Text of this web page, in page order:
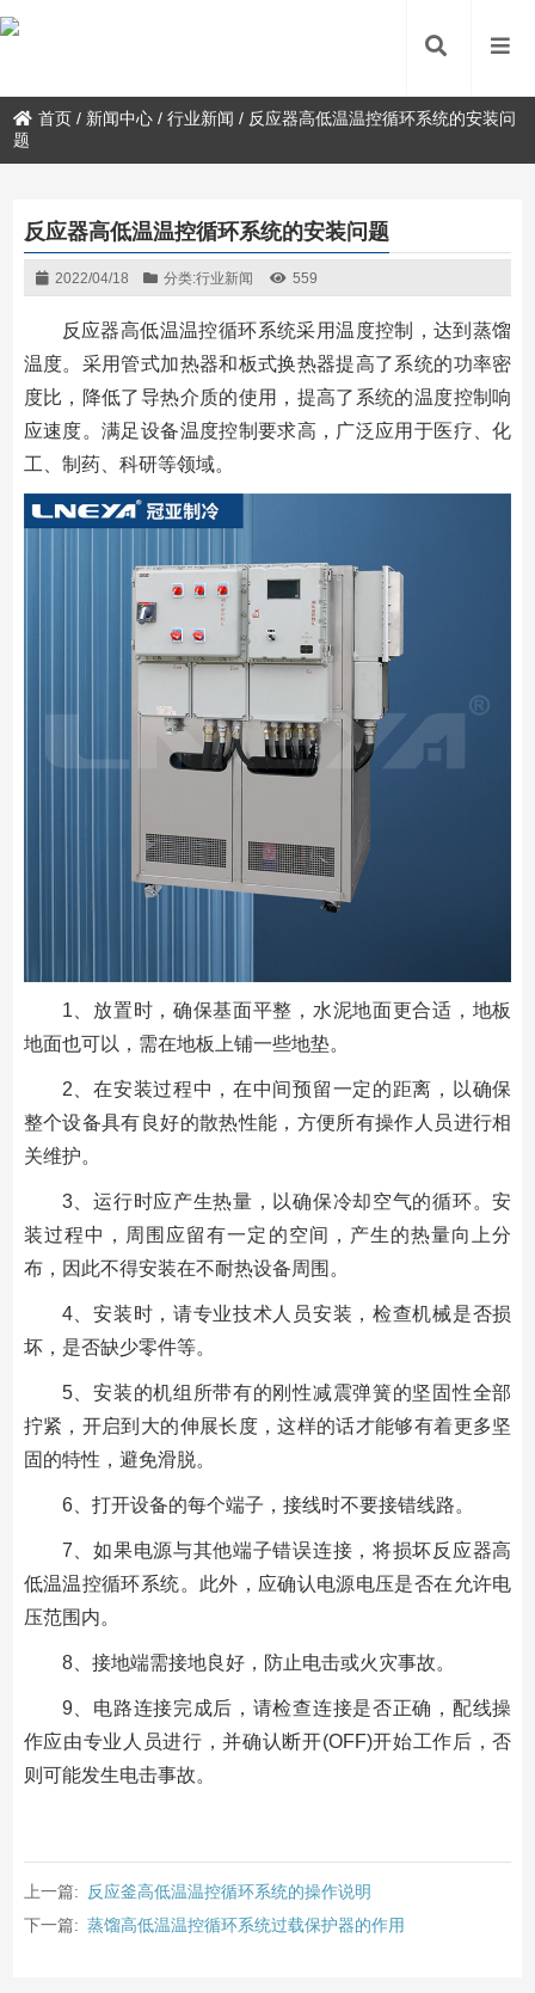
首页 / 新闻中心 /行业新闻 / 反应器高低温温控循环系统的安装问
题
反应器高低温温控循环系统的安装问题
2022/04/18 分类:行业新闻 559
反应器高低温温控循环系统采用温度控制，达到蒸馏
温度。采用管式加热器和板式换热器提高了系统的功率密
度比，降低了导热介质的使用，提高了系统的温度控制响
应速度。满足设备温度控制要求高，广泛应用于医疗、化
工、制药、科研等领域。
1、放置时，确保基面平整，水泥地面更合适，地板
地面也可以，需在地板上铺一些地垫。
2、在安装过程中，在中间预留一定的距离，以确保
整个设备具有良好的散热性能，方便所有操作人员进行相
关维护。
3、运行时应产生热量，以确保冷却空气的循环。安
装过程中，周围应留有一定的空间，产生的热量向上分
布，因此不得安装在不耐热设备周围。
4、安装时，请专业技术人员安装，检查机械是否损
坏，是否缺少零件等。
5、安装的机组所带有的刚性减震弹簧的坚固性全部
拧紧，开启到大的伸展长度，这样的话才能够有着更多坚
固的特性，避免滑脱。
6、打开设备的每个端子，接线时不要接错线路。
7、如果电源与其他端子错误连接，将损坏反应器高
低温温控循环系统。此外，应确认电源电压是否在允许电
压范围内。
8、接地端需接地良好，防止电击或火灾事故。
9、电路连接完成后，请检查连接是否正确，配线操
作应由专业人员进行，并确认断开(OFF)开始工作后，否
则可能发生电击事故。
上一篇:
反应釜高低温温控循环系统的操作说明
下一篇: 蒸馏高低温温控循环系统过载保护器的作用